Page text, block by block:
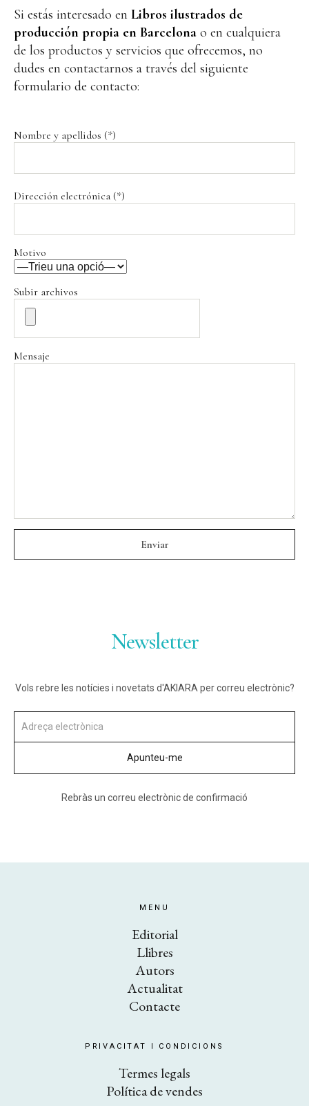
Si estás interesado en Libros ilustrados de
producción propia en Barcelona o en cualquiera
de los productos y servicios que ofrecemos, no
dudes en contactarnos a través del siguiente
formulario de contacto:
Nombre y apellidos (*)
aquest
Dirección electrónica (*)
Motivo
Subir archivos
Mensaje
Newsletter
Vols rebre les notícies i novetats d'AKIARA per correu electrònic?
Rebràs un correu electrònic de confirmació
MENU
Editorial
Llibres
Autors
Actualitat
Contacte
PRIVACITAT I CONDICIONS
​Termes legals
Política de vendes